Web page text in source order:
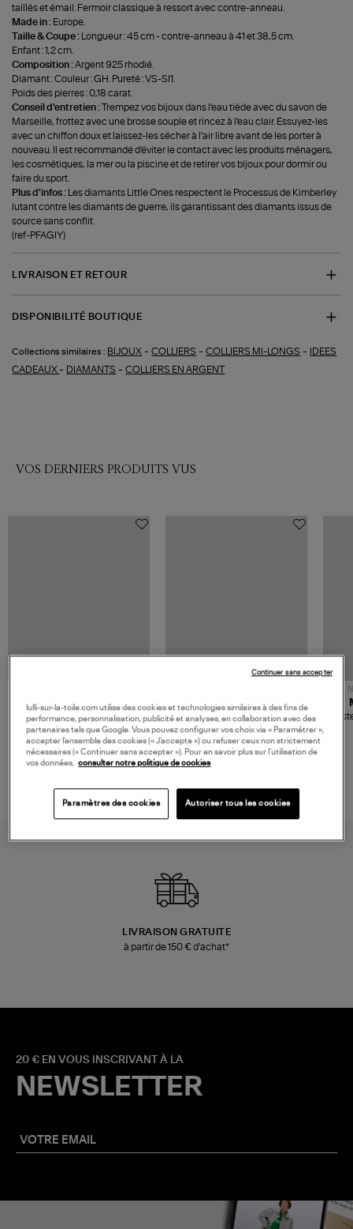
taillés et émail. Fermoir classique à ressort avec contre-anneau.
Made in : Europe.
Taille & Coupe :
Longueur : 45 cm - contre-anneau à 41 et 38,5 cm.
Enfant : 1,2 cm.
Composition :Argent 925 rhodié.
Diamant : Couleur : GH. Pureté : VS-SI1.
Poids des pierres : 0,18 carat.
Conseil d'entretien :Trempez vos bijoux dans l'eau tiède avec du savon de
Marseille, frottez avec une brosse souple et rincez à l'eau clair. Essuyez-les
avec un chiffon doux et laissez-les sécher à l'air libre avant de les porter à
nouveau. Il est recommandé d'éviter le contact avec les produits ménagers,
les cosmétiques, la mer ou la piscine et de retirer vos bijoux pour dormir ou
faire du sport.
Plus d'infos :
Les diamants Little Ones respectent le Processus de Kimberley
lutant contre les diamants de guerre, ils garantissant des diamants issus de
source sans conflit.
(ref-PFAGIY)
LIVRAISON ET RETOUR
DISPONIBILITÉ BOUTIQUE
Collections similaires : BIJOUX -COLLIERS -COLLIERS MI-LONGS -
IDEES
CADEAUX - DIAMANTS -COLLIERS EN ARGENT
VOS DERNIERS PRODUITS VUS
480,00 €
JEROME DREYFUSS
Sac Bobi S Cuir Lamé
Champagne
189,00 €
TORAL
Mocassins Killian Sport
Mousse
LIVRAISON GRATUITE
à partir de 150 € d'achat*
20 € EN VOUS INSCRIVANT À LA
NEWSLETTER
lulli-sur-la-toile.com utilise des cookies et technologies similaires à des fins de
performance, personnalisation, publicité et analyses, en collaboration avec des
partenaires tels que Google. Vous pouvez configurer vos choix via « Paramétrer »,
accepter l’ensemble des cookies (« J’accepte ») ou refuser ceux non strictement
nécessaires (« Continuer sans accepter »). Pour en savoir plus sur l’utilisation de
vos données,
consulter notre politique de cookies
Paramètres des cookies Autoriser tous les cookies
Continuer sans accepter